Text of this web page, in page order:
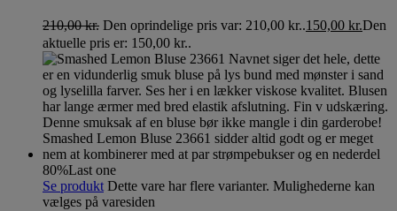
210,00kr. Den oprindelige pris var: 210,00 kr..150,00 kr.Den
aktuelle pris er: 150,00 kr..
80%Last one
Se produkt Dette vare har flere varianter. Mulighederne kan
vælges på varesiden